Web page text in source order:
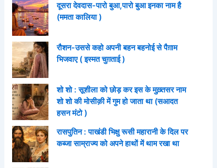
दूसरा देवदास-पारो बुआ,पारो बुआ इनका नाम है
(ममता कालिया )
रौशन-उससे कहो अपनी बहन बहनोई से पैग़ाम
भिजवाए ( इस्मत चुग़ताई )
शो शो : सूशीला को छोड़ कर इस के मुख़्तसर नाम
शो शो की मोसीक़ी में गुम हो जाता था (सआदत
हसन मंटो )
रासपुतिन : पाखंडी भिक्षु रूसी महारानी के दिल पर
कब्जा साम्राज्य को अपने हाथों में थाम रखा था